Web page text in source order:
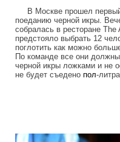
В Москве прошел
поеданию черной икры.
собралась в ресторане
предстояло выбрать 12
поглотить как можно
По команде все они
черной икры ложками и не
не будет съедено пол-литра.